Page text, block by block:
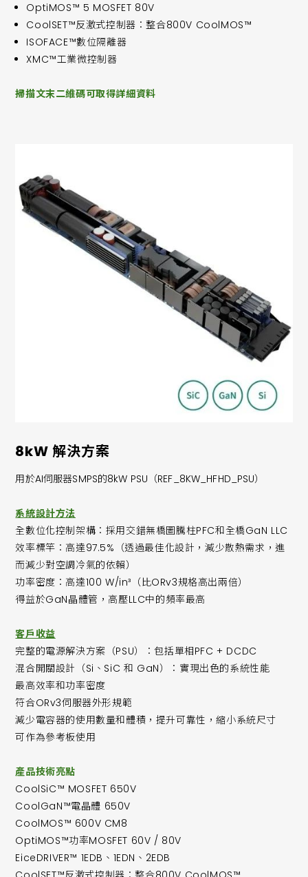
OptiMOS™ 5 MOSFET 80V
CoolSET™反激式控制器：整合800V CoolMOS™
ISOFACE™數位隔離器
XMC™工業微控制器
掃描文末二維碼可取得詳細資料
8kW 解決方案
用於AI伺服器SMPS的8kW PSU（REF_8KW_HFHD_PSU）
系統設計方法
全數位化控制架構：採用交錯無橋圖騰柱PFC和全橋GaN LLC
效率標竿：高達97.5%（透過最佳化設計，減少散熱需求，進
而減少對空調冷氣的依賴）
功率密度：高達100 W/in³（比ORv3規格高出兩倍）
得益於GaN晶體管，高壓LLC中的頻率最高
客戶收益
完整的電源解決方案（PSU）：包括單相PFC + DCDC
混合開關設計（Si、SiC 和 GaN）：實現出色的系統性能
最高效率和功率密度
符合ORv3伺服器外形規範
減少電容器的使用數量和體積，提升可靠性，縮小系統尺寸
可作為參考板使用
產品技術亮點
CoolSiC™ MOSFET 650V
CoolGaN™電晶體 650V
CoolMOS™ 600V CM8
OptiMOS™功率MOSFET 60V / 80V
EiceDRIVER™ 1EDB、1EDN、2EDB